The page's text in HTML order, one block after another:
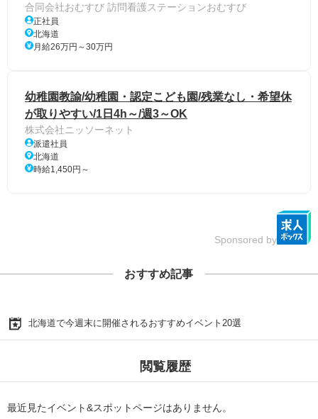
合同会社おむすび 訪問看護ステーションおむすび
正社員
北海道
月給26万円～30万円
幼稚園教諭/幼稚園・認定こども園/残業なし・希望休
が取りやすい/1日4h～/週3～OK
株式会社ニッソーネット
派遣社員
北海道
時給1,450円～
Sponsored by
おすすめ記事
北海道で今週末に開催されるおすすめイベント20選
閲覧履歴
最近見たイベント&スポットページはありません。